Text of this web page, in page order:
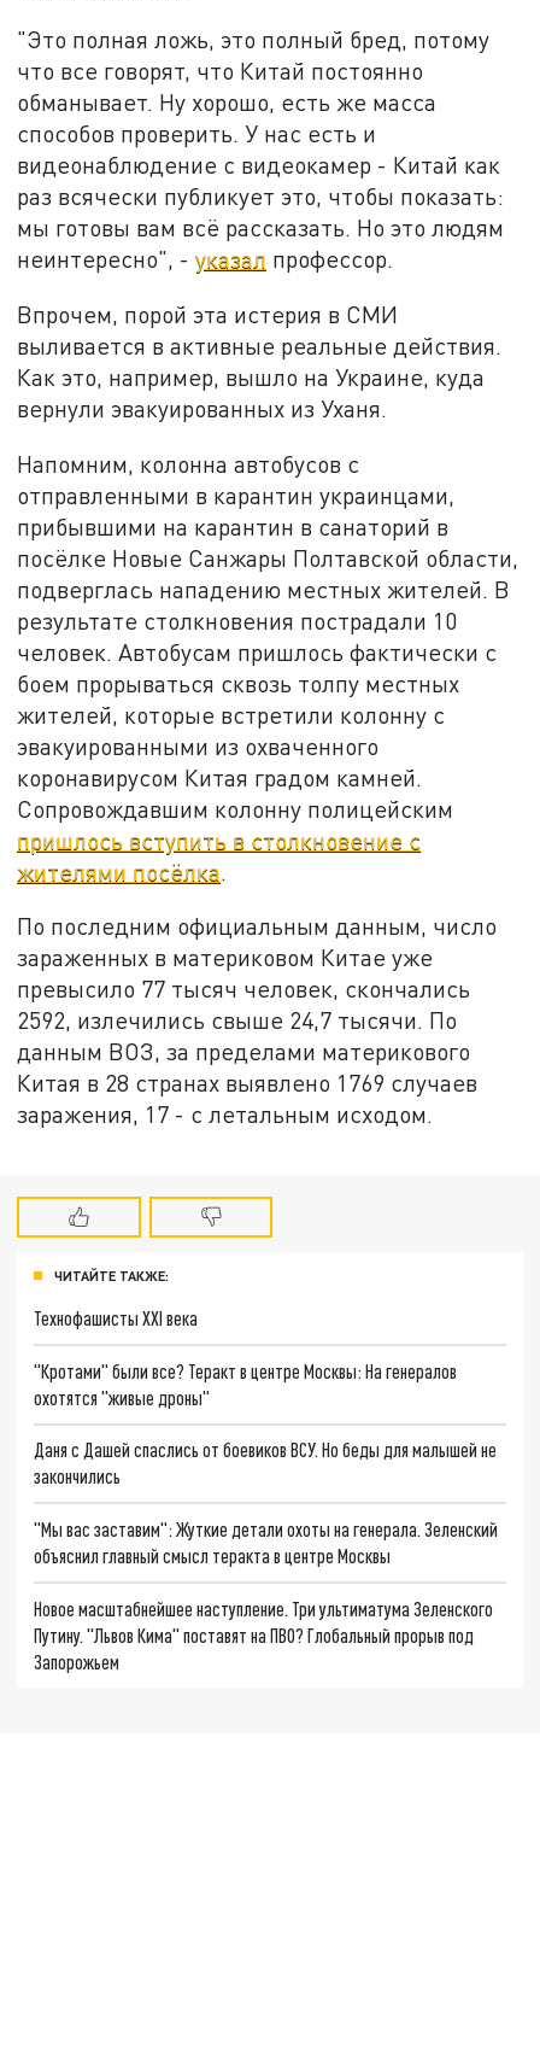
"Это полная ложь, это полный бред, потому
что все говорят, что Китай постоянно
обманывает. Ну хорошо, есть же масса
способов проверить. У нас есть и
видеонаблюдение с видеокамер - Китай как
раз всячески публикует это, чтобы показать:
мы готовы вам всё рассказать. Но это людям
неинтересно", -указал профессор.
Впрочем, порой эта истерия в СМИ
выливается в активные реальные действия.
Как это, например, вышло на Украине, куда
вернули эвакуированных из Уханя.
Напомним, колонна автобусов с
отправленными в карантин украинцами,
прибывшими на карантин в санаторий в
посёлке Новые Санжары Полтавской области,
подверглась нападению местных жителей. В
результате столкновения пострадали 10
человек. Автобусам пришлось фактически с
боем прорываться сквозь толпу местных
жителей, которые встретили колонну с
эвакуированными из охваченного
коронавирусом Китая градом камней.
Сопровождавшим колонну полицейским
пришлось вступить в столкновение с
жителями посёлка.
По последним официальным данным, число
зараженных в материковом Китае уже
превысило 77 тысяч человек, скончались
2592, излечились свыше 24,7 тысячи. По
данным ВОЗ, за пределами материкового
Китая в 28 странах выявлено 1769 случаев
заражения, 17 - с летальным исходом.
ЧИТАЙТЕ ТАКЖЕ:
Технофашисты XXI века
"Кротами" были все? Теракт в центре Москвы: На генералов
охотятся "живые дроны"
Даня с Дашей спаслись от боевиков ВСУ. Но беды для малышей не
закончились
"Мы вас заставим": Жуткие детали охоты на генерала. Зеленский
объяснил главный смысл теракта в центре Москвы
Новое масштабнейшее наступление. Три ультиматума Зеленского
Путину. "Львов Кима" поставят на ПВО? Глобальный прорыв под
Запорожьем